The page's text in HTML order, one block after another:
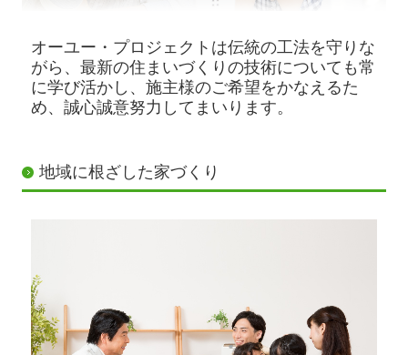
お客様の声
会社概要
オーユー・プロジェクトは伝統の工法を守りな
がら、最新の住まいづくりの技術についても常
に学び活かし、施主様のご希望をかなえるた
め、誠心誠意努力してまいります。
地域に根ざした家づくり